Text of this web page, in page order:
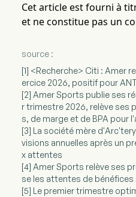
Cet article est fourni à
et ne constitue pas un
source :
[1] <Recherche> Citi : Amer
ercice 2026, positif pour
[2] Amer Sports publie ses
r trimestre 2026, relève ses
s, de marge et de BPA pour
[3] La société mère
visions annuelles après un
x attentes
[4] Amer Sports relève ses
se les attentes de
[5] Le premier trimestre